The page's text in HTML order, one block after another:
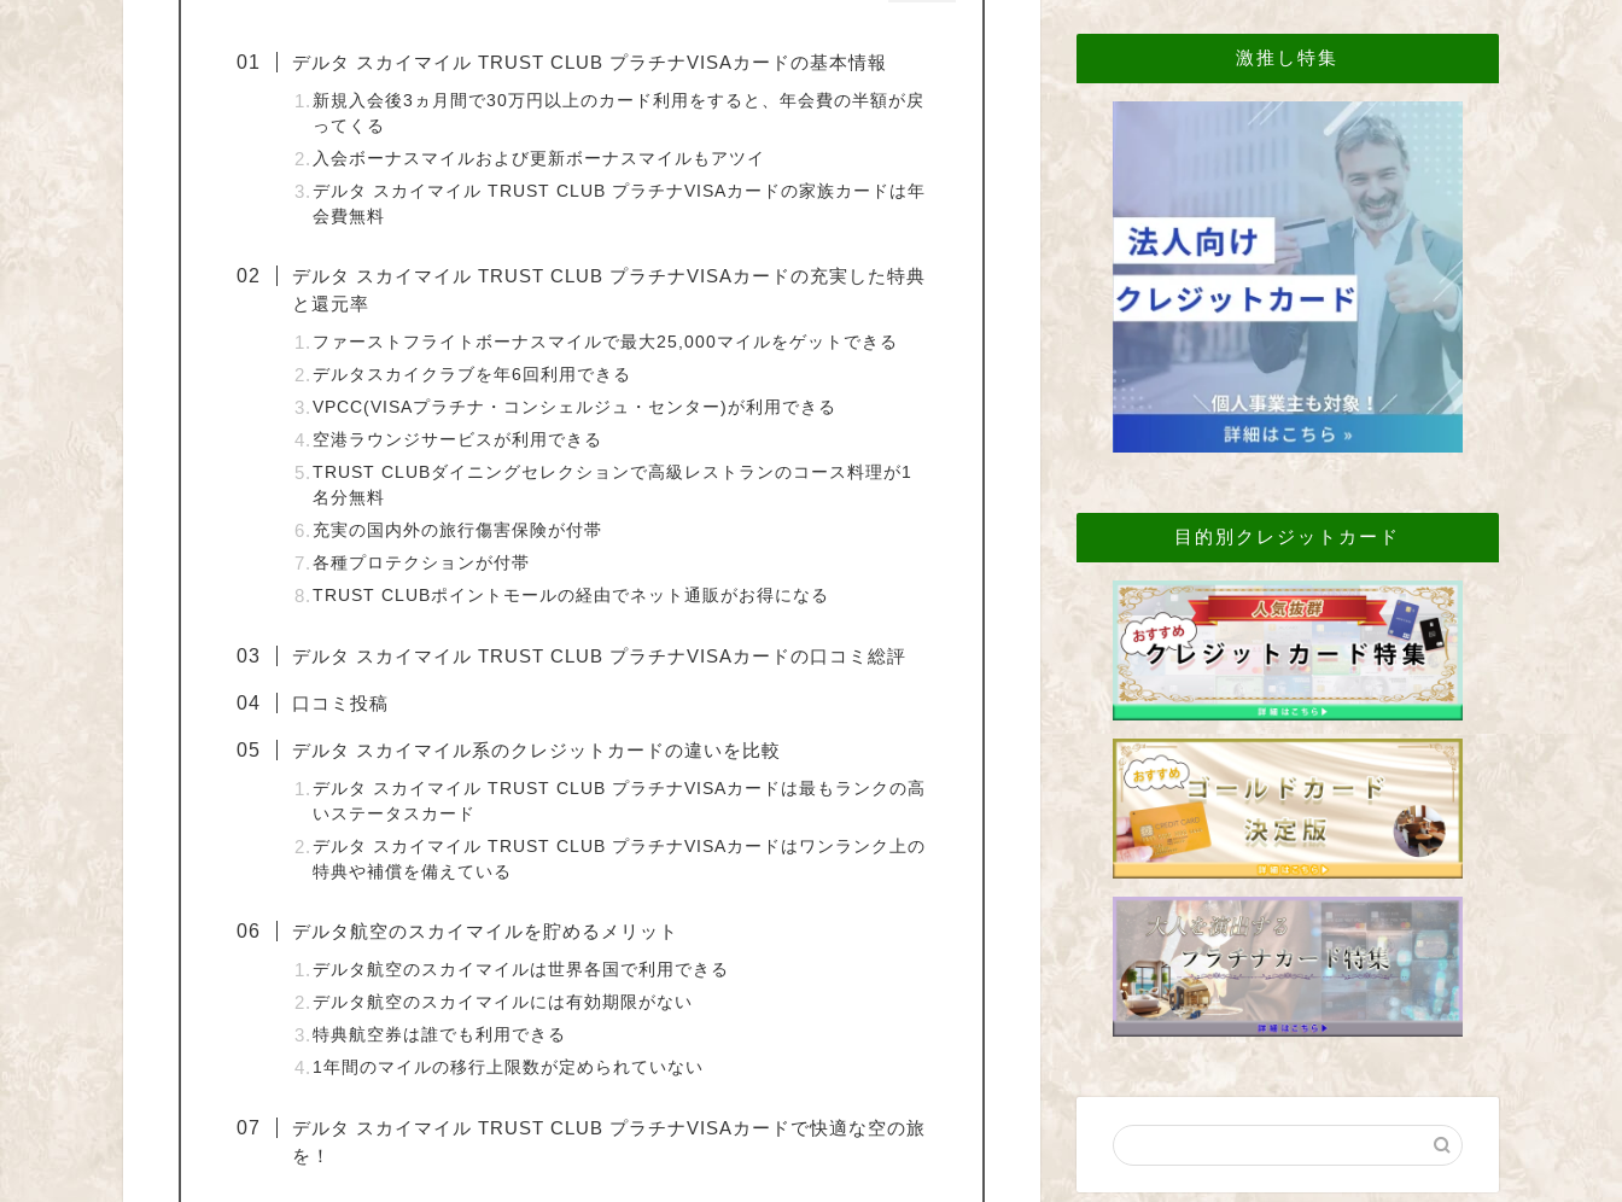
デルタ スカイマイル TRUST CLUB プラチナVISAカードの基本情報
新規入会後3ヵ月間で30万円以上のカード利用をすると、年会費の半額が戻
ってくる
入会ボーナスマイルおよび更新ボーナスマイルもアツイ
デルタ スカイマイル TRUST CLUB プラチナVISAカードの家族カードは年
会費無料
デルタ スカイマイル TRUST CLUB プラチナVISAカードの充実した特典
と還元率
ファーストフライトボーナスマイルで最大25,000マイルをゲットできる
デルタスカイクラブを年6回利用できる
VPCC(VISAプラチナ・コンシェルジュ・センター)が利用できる
空港ラウンジサービスが利用できる
TRUST CLUBダイニングセレクションで高級レストランのコース料理が1
名分無料
充実の国内外の旅行傷害保険が付帯
各種プロテクションが付帯
TRUST CLUBポイントモールの経由でネット通販がお得になる
デルタ スカイマイル TRUST CLUB プラチナVISAカードの口コミ総評
口コミ投稿
デルタ スカイマイル系のクレジットカードの違いを比較
デルタ スカイマイル TRUST CLUB プラチナVISAカードは最もランクの高
いステータスカード
デルタ スカイマイル TRUST CLUB プラチナVISAカードはワンランク上の
特典や補償を備えている
デルタ航空のスカイマイルを貯めるメリット
デルタ航空のスカイマイルは世界各国で利用できる
デルタ航空のスカイマイルには有効期限がない
特典航空券は誰でも利用できる
1年間のマイルの移行上限数が定められていない
デルタ スカイマイル TRUST CLUB プラチナVISAカードで快適な空の旅
を！
激推し特集
目的別クレジットカード